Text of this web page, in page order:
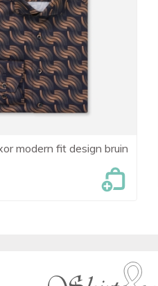
 Snel bekijken
modern fit design bruin